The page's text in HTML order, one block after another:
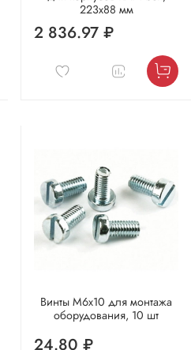
223x88 мм
2 836.97 ₽
Винты М6х10 для монтажа
оборудования, 10 шт
24.80 ₽